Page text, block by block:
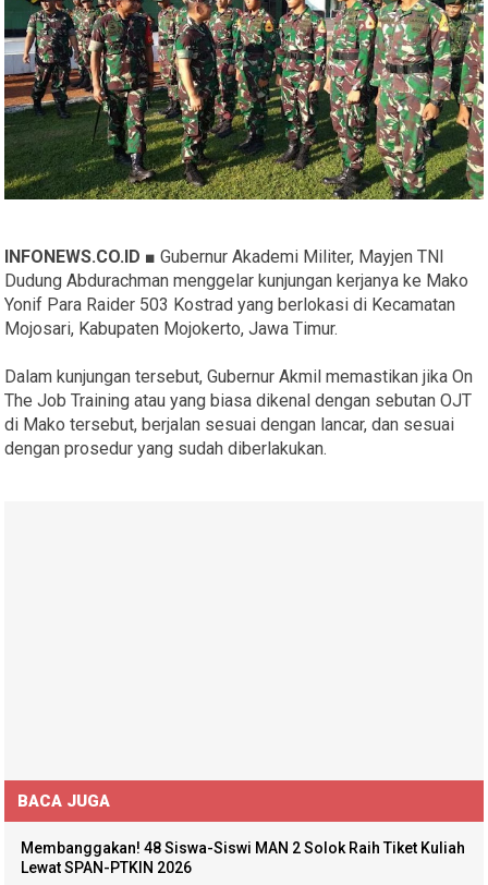
INFONEWS.CO.ID ■Gubernur Akademi Militer, Mayjen TNI
Dudung Abdurachman menggelar kunjungan kerjanya ke Mako
Yonif Para Raider 503 Kostrad yang berlokasi di Kecamatan
Mojosari, Kabupaten Mojokerto, Jawa Timur.
Dalam kunjungan tersebut, Gubernur Akmil memastikan jika On
The Job Training atau yang biasa dikenal dengan sebutan OJT
di Mako tersebut, berjalan sesuai dengan lancar, dan sesuai
dengan prosedur yang sudah diberlakukan.
BACA JUGA
Membanggakan! 48 Siswa-Siswi MAN 2 Solok Raih Tiket Kuliah
Lewat SPAN-PTKIN 2026